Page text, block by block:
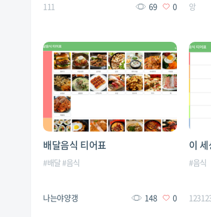
111 69 0 앙
배달음식 티어표
#배달#음식
나는야양갱 148 0
이
#음식